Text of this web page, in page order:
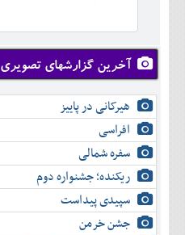
دی
بهمن
اسفند
آبان
آذر
دی
بهمن
اسفند
شهريور
مهر
آبان
آذر
دی
بهمن
اسفند
تير
مرداد
شهريور
مهر
آبان
آذر
دی
بهمن
اسفند
آخرین گزارشهای تصویری
هیرکانی در پاییز
افراسی
سفره شمالی
ریکنده؛ جشنواره دوم
سپیدی پیداست
جشن خرمن